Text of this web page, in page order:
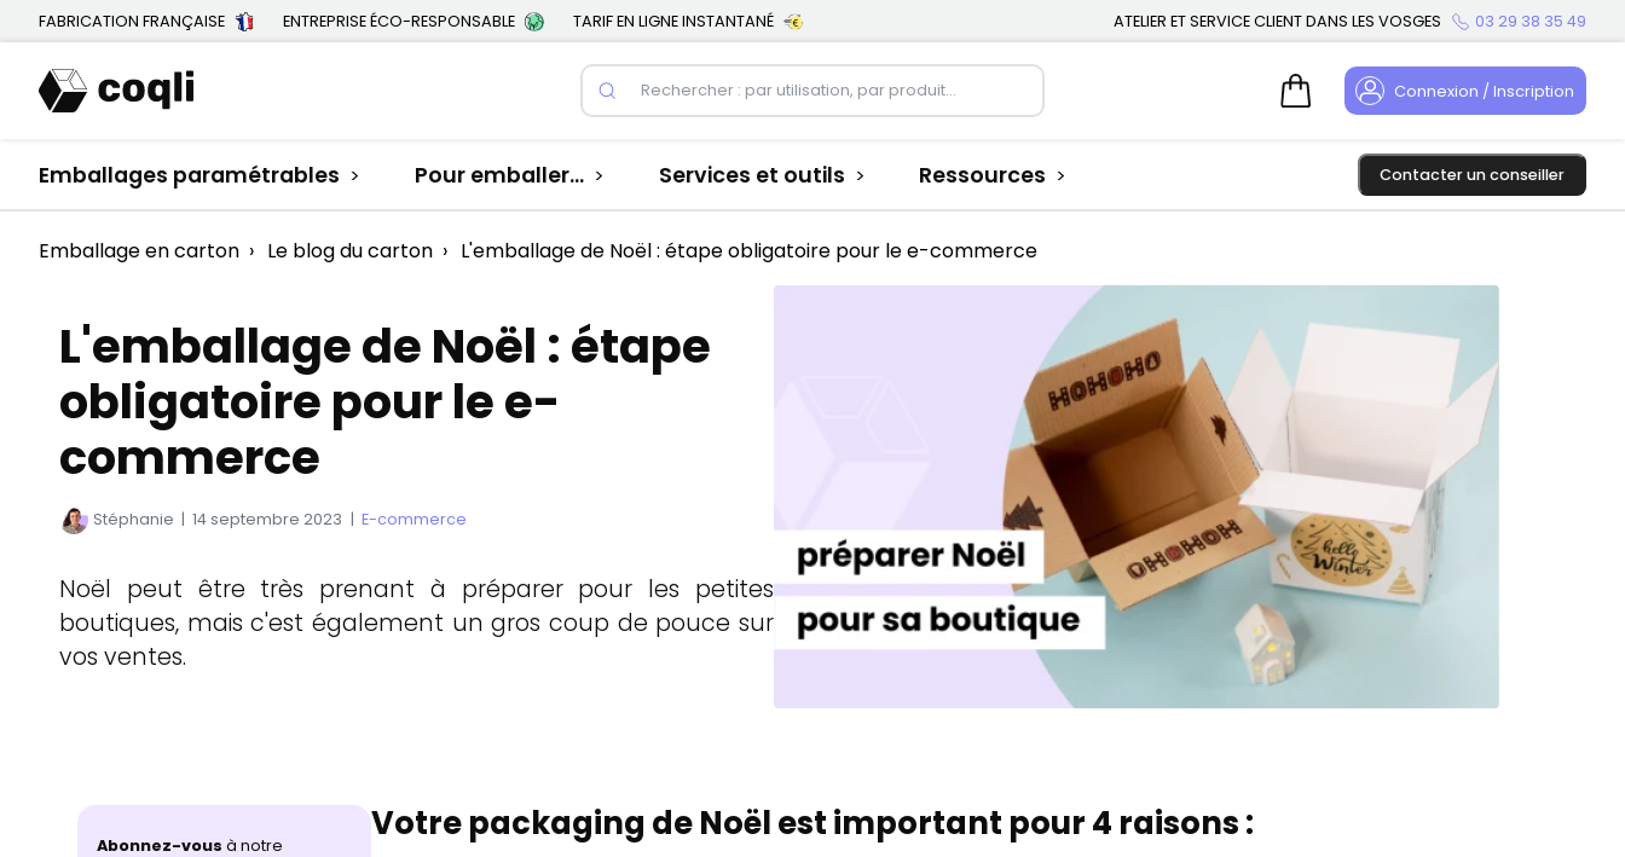
FABRICATION FRANÇAISE ENTREPRISE ÉCO-RESPONSABLE TARIF EN LIGNE INSTANTANÉ ATELIER ET SERVICE CLIENT DANS LES VOSGES 03 29 38 35 49
Connexion / Inscription
Emballages paramétrables > Pour emballer... > Services et outils > Ressources > Contacter un conseiller
Emballage en carton › Le blog du carton › L'emballage de Noël : étape obligatoire pour le e-commerce
L'emballage de Noël : étape
obligatoire pour le e-
commerce
Stéphanie | 14 septembre 2023 | E-commerce
Noël peut être très prenant à préparer pour les petites
boutiques, mais c'est également un gros coup de pouce sur
vos ventes.
Abonnez-vous à notre
Votre packaging de Noël est important pour 4 raisons :